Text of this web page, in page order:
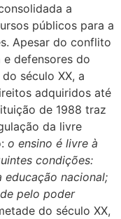
a
públicos para a
Apesar do conflito
defensores do
século XX, a
adquiridos até
de 1988 traz
da livre
o ensino é livre à
condições:
educação nacional;
pelo poder
do século XX,